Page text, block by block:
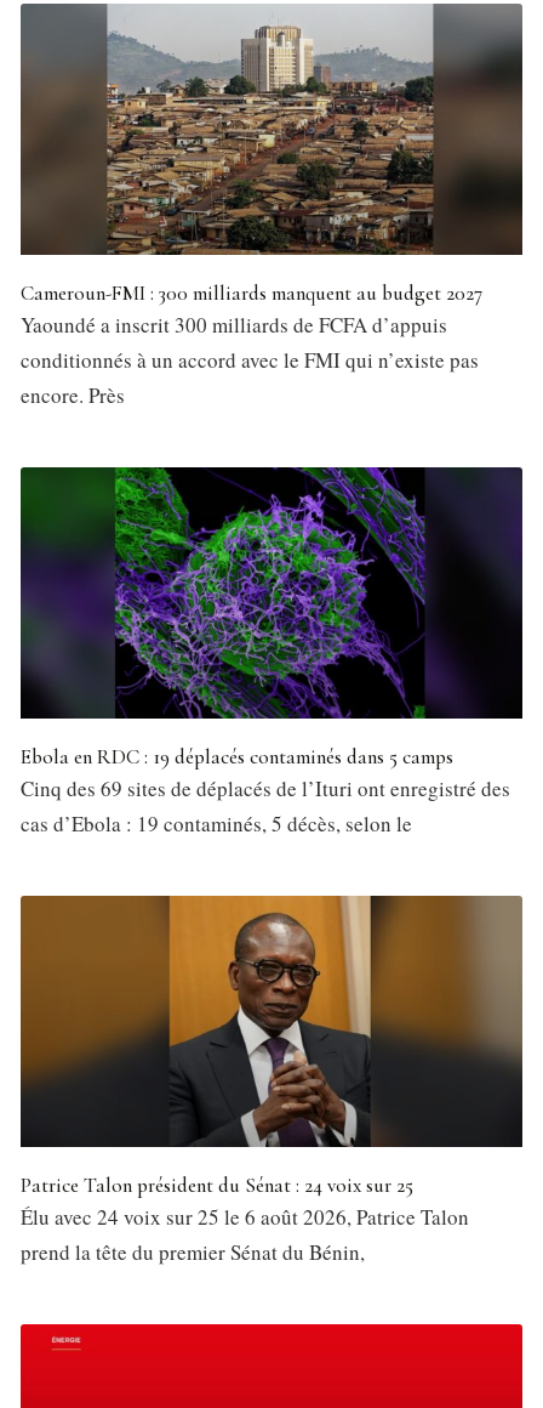
Cameroun-FMI : 300 milliards manquent au budget 2027
Yaoundé a inscrit 300 milliards de FCFA d’appuis
conditionnés à un accord avec le FMI qui n’existe pas
encore. Près
Ebola en RDC : 19 déplacés contaminés dans 5 camps
Cinq des 69 sites de déplacés de l’Ituri ont enregistré des
cas d’Ebola : 19 contaminés, 5 décès, selon le
Patrice Talon président du Sénat : 24 voix sur 25
Élu avec 24 voix sur 25 le 6 août 2026, Patrice Talon
prend la tête du premier Sénat du Bénin,